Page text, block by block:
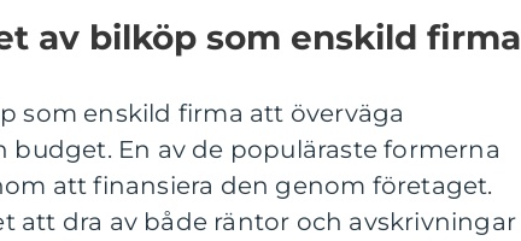
av bilköp som enskild firma
som enskild firma att överväga
budget. En av de populäraste formerna
att finansiera den genom företaget.
att dra av både räntor och avskrivningar